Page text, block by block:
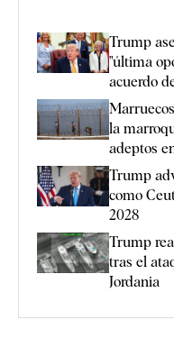
Trump
"última
acuerdo
la
adeptos
Trump
como
2028
Trump
tras el
Jordania